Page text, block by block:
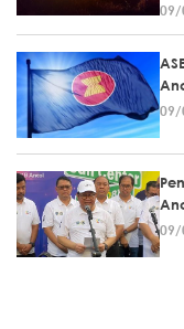
09/
09/
09/